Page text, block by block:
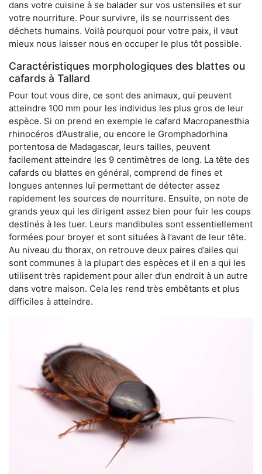
dans votre cuisine à se balader sur vos ustensiles et sur
votre nourriture. Pour survivre, ils se nourrissent des
déchets humains. Voilà pourquoi pour votre paix, il vaut
mieux nous laisser nous en occuper le plus tôt possible.
Caractéristiques morphologiques des blattes ou
cafards à Tallard
Pour tout vous dire, ce sont des animaux, qui peuvent
atteindre 100 mm pour les individus les plus gros de leur
espèce. Si on prend en exemple le cafard Macropanesthia
rhinocéros d’Australie, ou encore le Gromphadorhina
portentosa de Madagascar, leurs tailles, peuvent
facilement atteindre les 9 centimètres de long. La tête des
cafards ou blattes en général, comprend de fines et
longues antennes lui permettant de détecter assez
rapidement les sources de nourriture. Ensuite, on note de
grands yeux qui les dirigent assez bien pour fuir les coups
destinés à les tuer. Leurs mandibules sont essentiellement
formées pour broyer et sont situées à l’avant de leur tête.
Au niveau du thorax, on retrouve deux paires d’ailes qui
sont communes à la plupart des espèces et il en a qui les
utilisent très rapidement pour aller d’un endroit à un autre
dans votre maison. Cela les rend très embêtants et plus
difficiles à atteindre.